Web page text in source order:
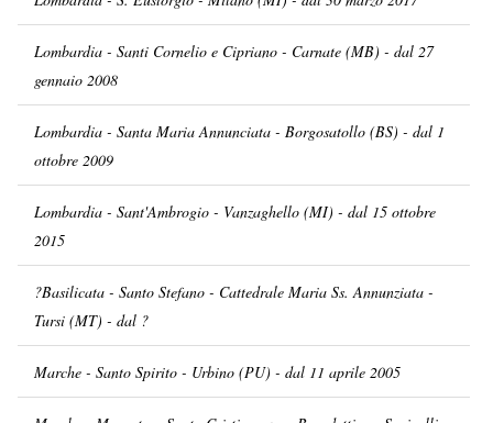
Lombardia - Santi Cornelio e Cipriano - Carnate (MB) - dal 27
gennaio 2008
Lombardia - Santa Maria Annunciata - Borgosatollo (BS) - dal 1
ottobre 2009
Lombardia - Sant'Ambrogio - Vanzaghello (MI) - dal 15 ottobre
2015
?Basilicata - Santo Stefano - Cattedrale Maria Ss. Annunziata -
Tursi (MT) - dal ?
Marche - Santo Spirito - Urbino (PU) - dal 11 aprile 2005